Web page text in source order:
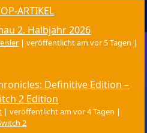
ARTIKEL
2. Halbjahr 2026
|veröffentlicht am vor 5 Tagen |
Definitive Edition –
2 Edition
|veröffentlicht am vor 4 Tagen |
2